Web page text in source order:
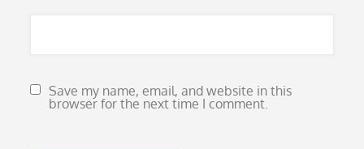
Save my name, email, and website in this
browser for the next time I comment.